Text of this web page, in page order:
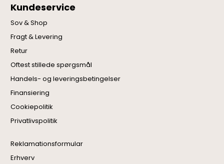
Kundeservice
Sov & Shop
Fragt & Levering
Retur
Oftest stillede spørgsmål
Handels- og leveringsbetingelser
Finansiering
Cookiepolitik
Privatlivspolitik
Reklamationsformular
Erhverv